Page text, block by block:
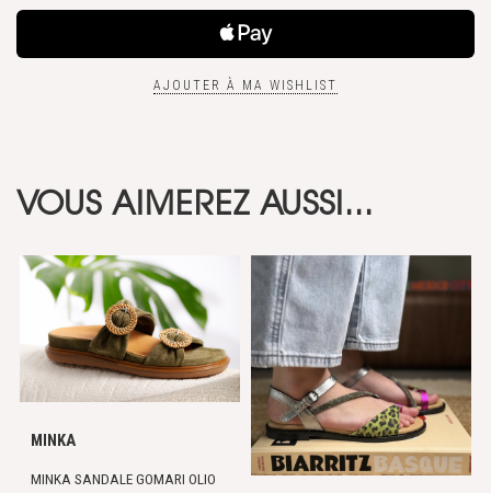
AJOUTER À MA WISHLIST
VOUS AIMEREZ AUSSI...
MINKA
MINKA SANDALE GOMARI OLIO